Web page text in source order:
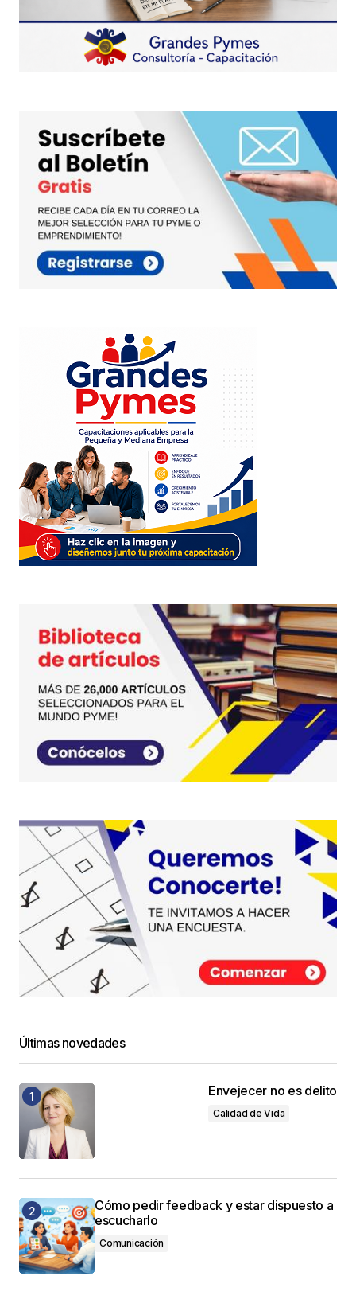
Últimas novedades
Envejecer no es delito
Calidad de Vida
Cómo pedir feedback y estar dispuesto a
escucharlo
Comunicación